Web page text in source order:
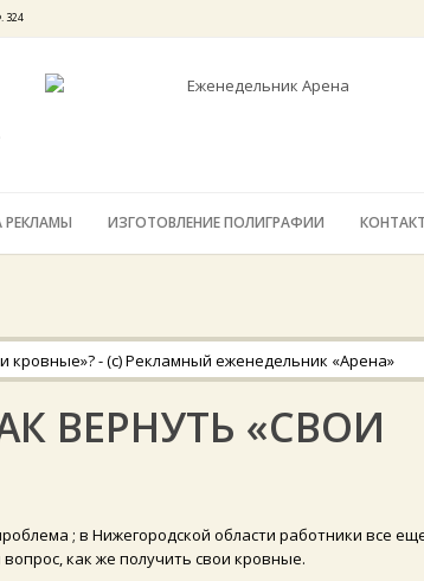
324
РЕКЛАМЫ ИЗГОТОВЛЕНИЕ ПОЛИГРАФИИ
ВЕРНУТЬ «СВОИ
; в Нижегородской области работники все
как же получить свои кровные.